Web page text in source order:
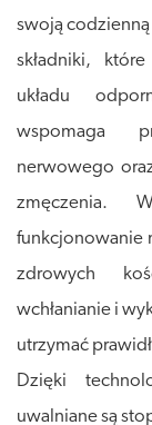
swoją
składniki,
układu
wspomaga
nerwowego
zmęczenia.
funkcjonowanie
zdrowych
wchłanianie i
utrzymać
Dzięki
uwalniane są